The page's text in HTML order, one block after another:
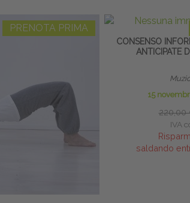
PRENOTA PRIMA
CONSENSO
ANTICIPATE
15
220,00
IVA
saldando